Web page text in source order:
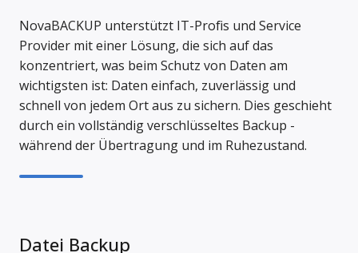
NovaBACKUP unterstützt IT-Profis und Service
Provider mit einer Lösung, die sich auf das
konzentriert, was beim Schutz von Daten am
wichtigsten ist: Daten einfach, zuverlässig und
schnell von jedem Ort aus zu sichern. Dies geschieht
durch ein vollständig verschlüsseltes Backup -
während der Übertragung und im Ruhezustand.
Datei Backup